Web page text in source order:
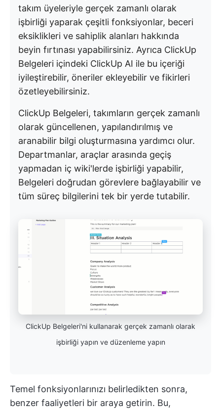
takım üyeleriyle gerçek zamanlı olarak
işbirliği yaparak çeşitli fonksiyonlar, beceri
eksiklikleri ve sahiplik alanları hakkında
beyin fırtınası yapabilirsiniz. Ayrıca ClickUp
Belgeleri içindeki ClickUp AI ile bu içeriği
iyileştirebilir, öneriler ekleyebilir ve fikirleri
özetleyebilirsiniz.
ClickUp Belgeleri, takımların gerçek zamanlı
olarak güncellenen, yapılandırılmış ve
aranabilir bilgi oluşturmasına yardımcı olur.
Departmanlar, araçlar arasında geçiş
yapmadan iç wiki'lerde işbirliği yapabilir,
Belgeleri doğrudan görevlere bağlayabilir ve
tüm süreç bilgilerini tek bir yerde tutabilir.
ClickUp Belgeleri'ni kullanarak gerçek zamanlı olarak
işbirliği yapın ve düzenleme yapın
Temel fonksiyonlarınızı belirledikten sonra,
benzer faaliyetleri bir araya getirin. Bu,